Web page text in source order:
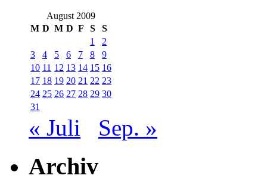
August 2009
M D M D F S
S
1
2
3
4 5 6 7 8
9
10 11 12 13 14 15 16
17 18 19 20 21 22 23
24 25 26 27 28 29 30
31
« Juli Sep. »
Archiv